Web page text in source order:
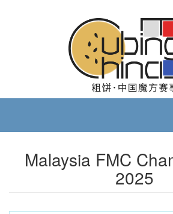
Malaysia FMC
2025